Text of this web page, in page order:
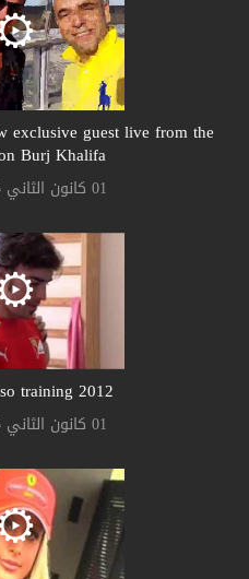
exclusive guest live from the
Burj Khalifa
01 كانون الثاني 2013, 12:00 ص
training 2012
01 كانون الثاني 2013, 12:00 ص